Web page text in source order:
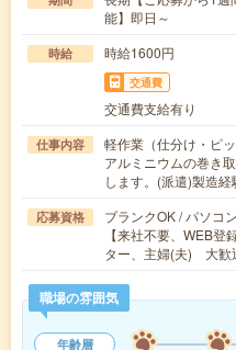
能】即日～
時給 時給1600円
交通費
交通費支給有り
仕事内容
軽作業（仕分け・ピ
アルミニウムの巻き
します。(派遣)製造
応募資格
ブランクOK / パソコ
【来社不要、WEB
ター、主婦(夫) 大歓
職場の雰囲気
年齢層